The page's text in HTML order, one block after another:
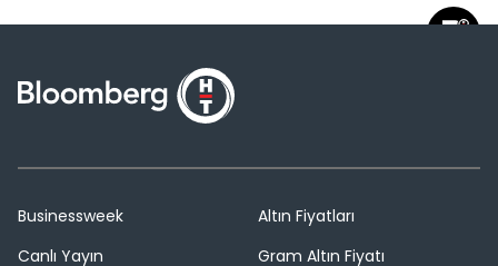
Businessweek
Canlı Yayın
Altın Fiyatları
Gram Altın Fiyatı